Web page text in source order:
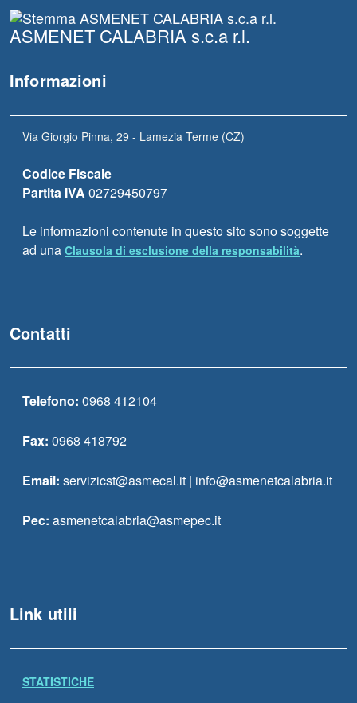
ASMENET CALABRIA s.c.a r.l.
Informazioni
Via Giorgio Pinna, 29 - Lamezia Terme (CZ)
Codice Fiscale
Partita IVA 02729450797
Le informazioni contenute in questo sito sono soggette
ad una Clausola di esclusione della responsabilità.
Contatti
Telefono: 0968 412104
Fax: 0968 418792
Email: servizicst@asmecal.it | info@asmenetcalabria.it
Pec: asmenetcalabria@asmepec.it
Link utili
STATISTICHE